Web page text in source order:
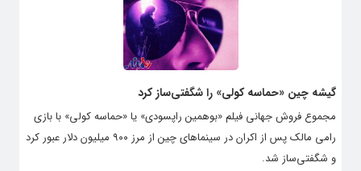
گیشه چین «حماسه کولی» را شگفتی‌ساز کرد
مجموع فروش جهانی فیلم «بوهمین راپسودی» یا «حماسه کولی» با بازی
رامی مالک پس از اکران در سینماهای چین از مرز ۹۰۰ میلیون دلار عبور کرد
و شگفتی‌ساز شد.